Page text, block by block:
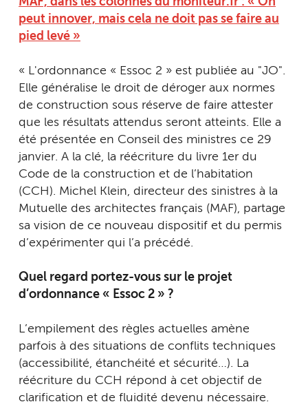
peut innover, mais cela ne doit pas se faire au
pied levé »
« L'ordonnance « Essoc 2 » est publiée au "JO".
Elle généralise le droit de déroger aux normes
de construction sous réserve de faire attester
que les résultats attendus seront atteints. Elle a
été présentée en Conseil des ministres ce 29
janvier. A la clé, la réécriture du livre 1er du
Code de la construction et de l’habitation
(CCH). Michel Klein, directeur des sinistres à la
Mutuelle des architectes français (MAF), partage
sa vision de ce nouveau dispositif et du permis
d’expérimenter qui l’a précédé.
Quel regard portez-vous sur le projet
d’ordonnance « Essoc 2 » ?
L’empilement des règles actuelles amène
parfois à des situations de conflits techniques
(accessibilité, étanchéité et sécurité…). La
réécriture du CCH répond à cet objectif de
clarification et de fluidité devenu nécessaire.